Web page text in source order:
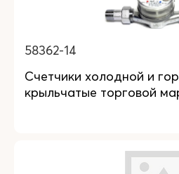
58362-14
Счетчики холодной и
крыльчатые торговой